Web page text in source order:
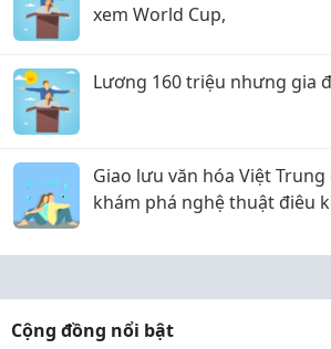
xem World Cup,
Lương 160 triệu nhưng gia
Giao lưu văn hóa Việt
khám phá nghệ thuật điêu
Cộng đồng nổi bật